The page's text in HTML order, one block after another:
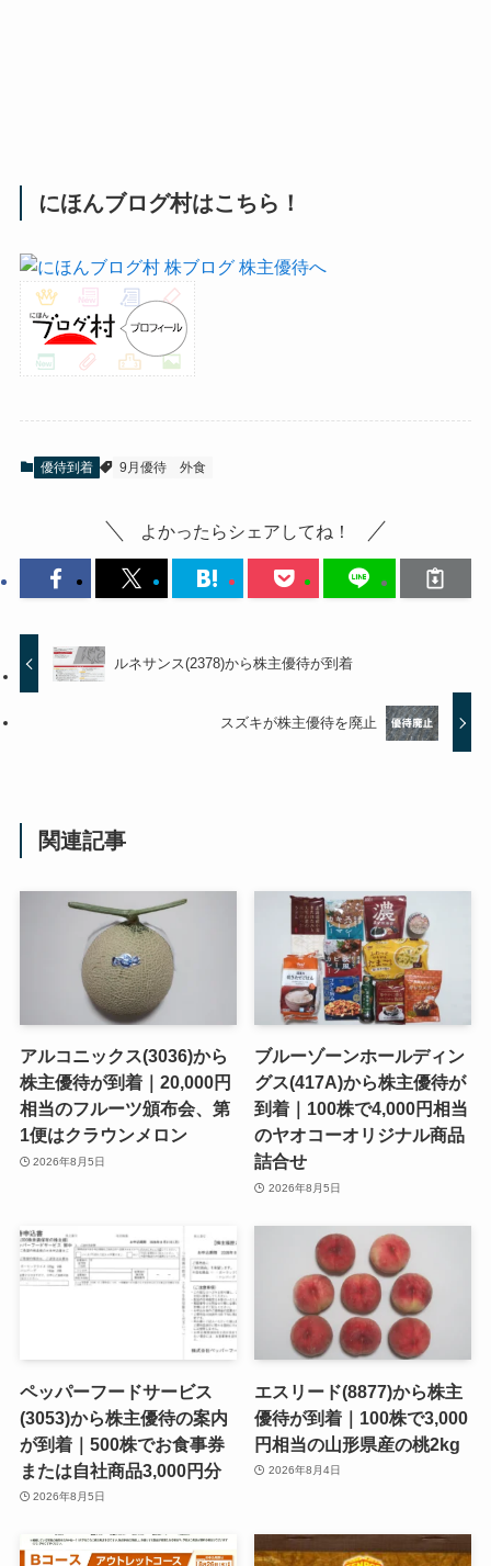
にほんブログ村はこちら！
優待到着 9月優待 外食
よかったらシェアしてね！
ルネサンス(2378)から株主優待が到着
スズキが株主優待を廃止
関連記事
アルコニックス(3036)から
株主優待が到着｜20,000円
相当のフルーツ頒布会、第
1便はクラウンメロン
2026年8月5日
ブルーゾーンホールディン
グス(417A)から株主優待が
到着｜100株で4,000円相当
のヤオコーオリジナル商品
詰合せ
2026年8月5日
ペッパーフードサービス
(3053)から株主優待の案内
が到着｜500株でお食事券
または自社商品3,000円分
2026年8月5日
エスリード(8877)から株主
優待が到着｜100株で3,000
円相当の山形県産の桃2kg
2026年8月4日